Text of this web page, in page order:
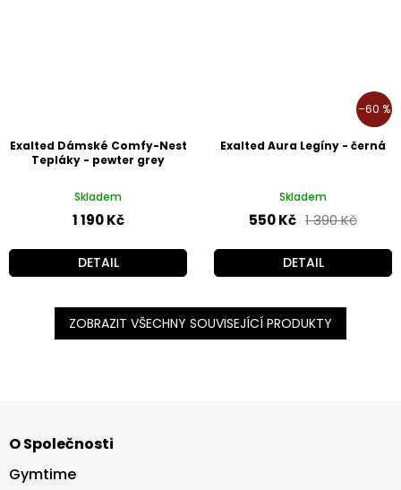
Exalted Dámské Comfy-Nest
Tepláky - pewter grey
Skladem
1 190 Kč
DETAIL
–60 %
Exalted Aura Legíny - černá
Skladem
550 Kč 1 390 Kč
DETAIL
ZOBRAZIT VŠECHNY SOUVISEJÍCÍ PRODUKTY
p
a
O Společnosti
Gymtime